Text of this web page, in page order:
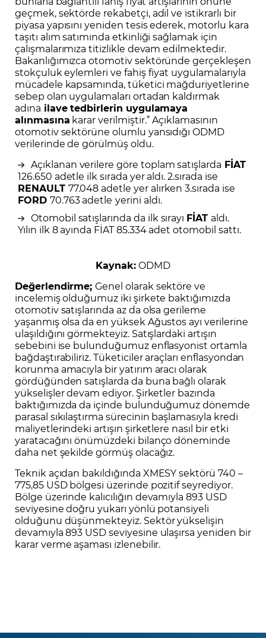
geçmek, sektörde rekabetçi, adil ve istikrarlı bir
piyasa yapısını yeniden tesis ederek, motorlu kara
taşıtı alım satımında etkinliği sağlamak için
çalışmalarımıza titizlikle devam edilmektedir.
Bakanlığımızca otomotiv sektöründe gerçekleşen
stokçuluk eylemleri ve fahiş fiyat uygulamalarıyla
mücadele kapsamında, tüketici mağduriyetlerine
sebep olan uygulamaları ortadan kaldırmak
adına ilave tedbirlerin uygulamaya
alınmasına karar verilmiştir.’’ Açıklamasının
otomotiv sektörüne olumlu yansıdığı ODMD
verilerinde de görülmüş oldu.
Açıklanan verilere göre toplam satışlarda FİAT
126.650 adetle ilk sırada yer aldı. 2.sırada ise
RENAULT 77.048 adetle yer alırken 3.sırada ise
FORD 70.763 adetle yerini aldı.
Otomobil satışlarında da ilk sırayı FİAT aldı.
Yılın ilk 8 ayında FİAT 85.334 adet otomobil sattı.
Kaynak:ODMD
Değerlendirme;Genel olarak sektöre ve
incelemiş olduğumuz iki şirkete baktığımızda
otomotiv satışlarında az da olsa gerileme
yaşanmış olsa da en yüksek Ağustos ayı verilerine
ulaşıldığını görmekteyiz. Satışlardaki artışın
sebebini ise bulunduğumuz enflasyonist ortamla
bağdaştırabiliriz. Tüketiciler araçları enflasyondan
korunma amacıyla bir yatırım aracı olarak
gördüğünden satışlarda da buna bağlı olarak
yükselişler devam ediyor. Şirketler bazında
baktığımızda da içinde bulunduğumuz dönemde
parasal sıkılaştırma sürecinin başlamasıyla kredi
maliyetlerindeki artışın şirketlere nasıl bir etki
yaratacağını önümüzdeki bilanço döneminde
daha net şekilde görmüş olacağız.
Teknik açıdan bakıldığında XMESY sektörü 740 –
775,85 USD bölgesi üzerinde pozitif seyrediyor.
Bölge üzerinde kalıcılığın devamıyla 893 USD
seviyesine doğru yukarı yönlü potansiyeli
olduğunu düşünmekteyiz. Sektör yükselişin
devamıyla 893 USD seviyesine ulaşırsa yeniden bir
karar verme aşaması izlenebilir.